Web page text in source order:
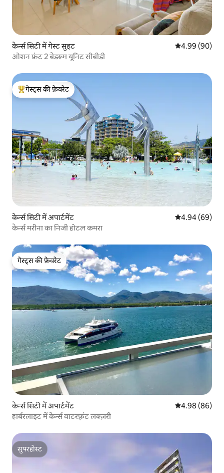
केर्न्स सिटी में गेस्ट सुइट औसत रेटिंग 5 में
4.99 (90)
ओशन फ्रंट 2 बेडरूम यूनिट सीबीडी
गेस्ट्स का टॉप फ़ेवरेट
गेस्ट्स की फ़ेवरेट
केर्न्स सिटी में अपार्टमेंट औसत रेटिंग 5 में
4.94 (69)
केर्न्स मरीना का निजी होटल कमरा
गेस्ट्स की फ़ेवरेट
गेस्ट्स की फ़ेवरेट
केर्न्स सिटी में अपार्टमेंट औसत रेटिंग 5 में
4.98 (86)
हार्बरलाइट में केर्न्स वाटरफ़्रंट लक्ज़री
सुपरहोस्ट
सुपरहोस्ट